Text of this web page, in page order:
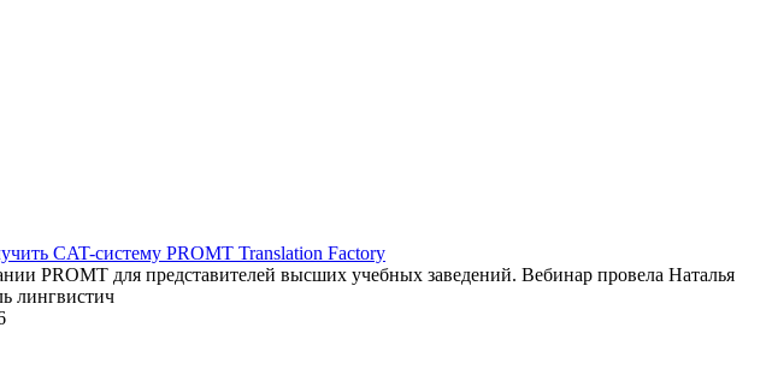
CAT-систему PROMT Translation Factory
PROMT для представителей высших учебных заведений. Вебинар провела Наталья
лингвистич